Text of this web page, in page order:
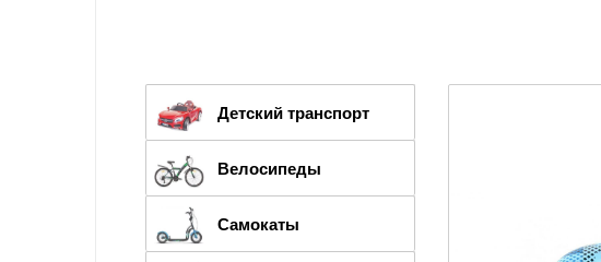
Детский транспорт
Велосипеды
Самокаты